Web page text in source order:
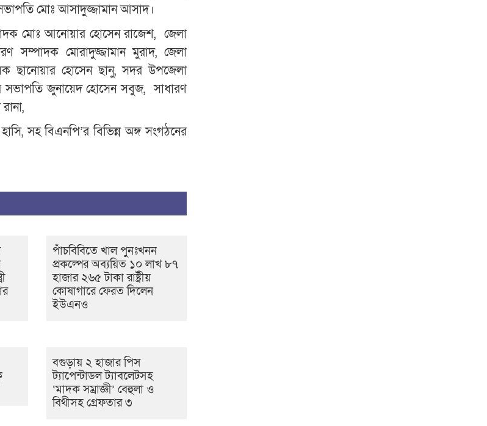
মোঃ আসাদুজ্জামান আসাদ।
মোঃ আনোয়ার হোসেন রাজেশ, জেলা
সম্পাদক মোরাদুজ্জামান মুরাদ, জেলা
ছানোয়ার হোসেন ছানু, সদর উপজেলা
জুনায়েদ হোসেন সবুজ, সাধারণ
সহ বিএনপি’র বিভিন্ন অঙ্গ সংগঠনের
পাঁচবিবিতে খাল পুনঃখনন
প্রকল্পের অব্যয়িত ১০ লাখ ৮৭
হাজার ২৬৫ টাকা রাষ্ট্রীয়
কোষাগারে ফেরত দিলেন
ইউএনও
বগুড়ায় ২ হাজার পিস
ট্যাপেন্টাডল ট্যাবলেটসহ
‘মাদক সম্রাজ্ঞী’ বেহুলা ও
বিথীসহ গ্রেফতার ৩